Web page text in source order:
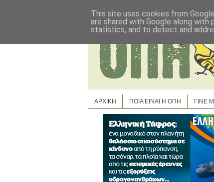
ΑΡΧΙΚΗ ΠΟΙΑ ΕΙΝΑΙ Η ΟΠΗ ΓΙΝΕ
This site uses cookies from
are shared with Google along
statistics, and to detect and